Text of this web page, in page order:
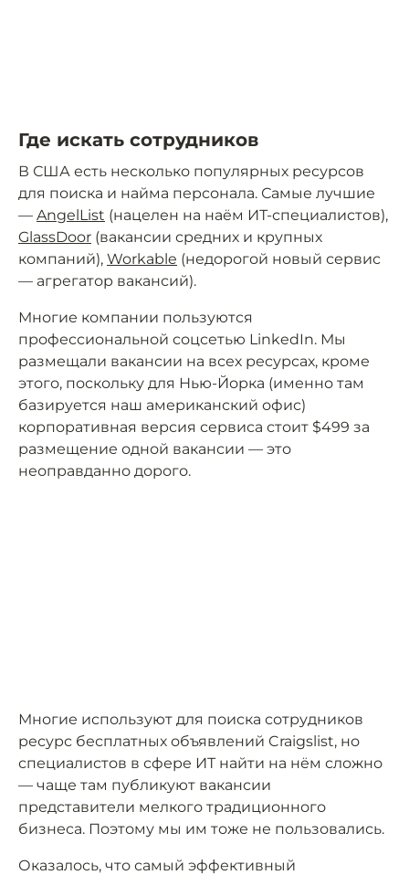
Где искать сотрудников
В США есть несколько популярных ресурсов
для поиска и найма персонала. Самые лучшие
— AngelList (нацелен на наём ИТ-специалистов),
GlassDoor (вакансии средних и крупных
компаний), Workable (недорогой новый сервис
— агрегатор вакансий).
Многие компании пользуются
профессиональной соцсетью LinkedIn. Мы
размещали вакансии на всех ресурсах, кроме
этого, поскольку для Нью-Йорка (именно там
базируется наш американский офис)
корпоративная версия сервиса стоит $499 за
размещение одной вакансии — это
неоправданно дорого.
Многие используют для поиска сотрудников
ресурс бесплатных объявлений Craigslist, но
специалистов в сфере ИТ найти на нём сложно
— чаще там публикуют вакансии
представители мелкого традиционного
бизнеса. Поэтому мы им тоже не пользовались.
Оказалось, что самый эффективный